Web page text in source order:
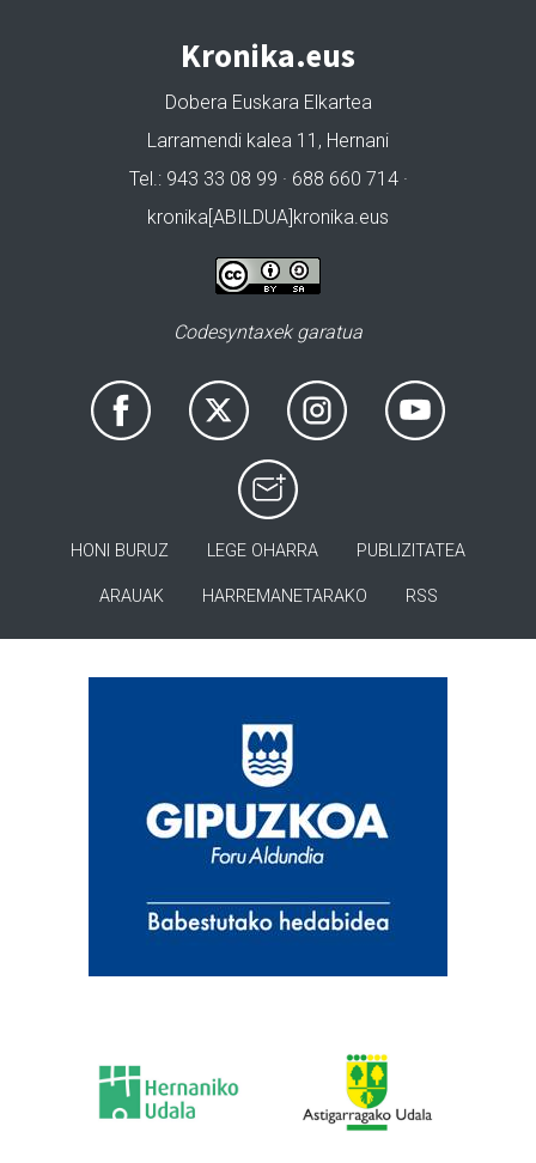
Kronika.eus
Dobera Euskara Elkartea
Larramendi kalea 11, Hernani
Tel.: 943 33 08 99 · 688 660 714 ·
kronika[ABILDUA]kronika.eus
Codesyntaxek garatua
HONI BURUZ LEGE OHARRA PUBLIZITATEA
ARAUAK HARREMANETARAKO RSS